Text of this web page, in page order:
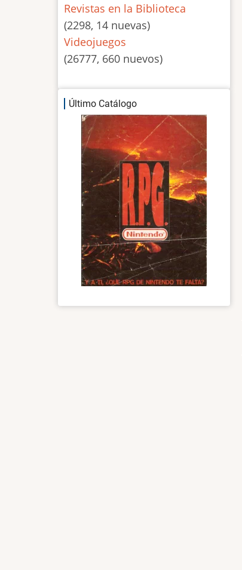
Revistas en la Biblioteca
(2298, 14 nuevas)
Videojuegos
(26777, 660 nuevos)
Último Catálogo